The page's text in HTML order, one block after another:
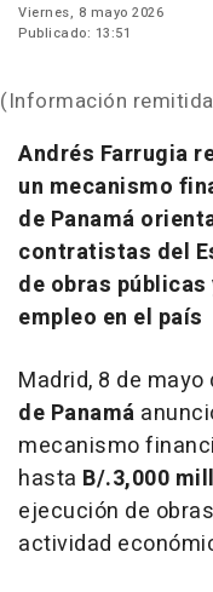
Viernes, 8 mayo 2026
Publicado: 13:51
(Información
Andrés Farrugia
un mecanismo
de Panamá
contratistas del
de obras
empleo en el país
Madrid, 8 de mayo
de Panamá
mecanismo
hasta B/.3,000
ejecución de
actividad